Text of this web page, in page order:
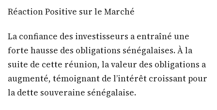
Réaction Positive sur le Marché
La confiance des investisseurs a entraîné une
forte hausse des obligations sénégalaises. À la
suite de cette réunion, la valeur des obligations a
augmenté, témoignant de l’intérêt croissant pour
la dette souveraine sénégalaise.